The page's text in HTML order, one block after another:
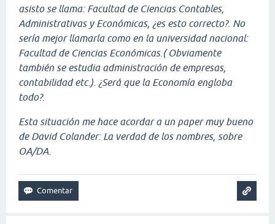
asisto se llama: Facultad de Ciencias Contables,
Administrativas y Económicas, ¿es esto correcto?. No
sería mejor llamarla como en la universidad nacional:
Facultad de Ciencias Económicas.( Obviamente
también se estudia administración de empresas,
contabilidad etc.). ¿Será que la Economía engloba
todo?.
Esta situación me hace acordar a un paper muy bueno
de David Colander: La verdad de los nombres, sobre
OA/DA.